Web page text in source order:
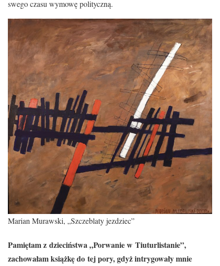
swego czasu wymowę polityczną.
Marian Murawski, „Szczeblaty jezdziec”
Pamiętam z dzieciństwa „Porwanie w Tiuturlistanie”,
zachowałam książkę do tej pory, gdyż intrygowały mnie